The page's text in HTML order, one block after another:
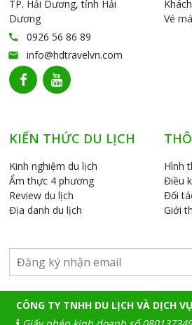
TP. Hải Dương, tỉnh Hải
Dương
call 0926 56 86 89
email info@hdtravelvn.com
Vé
KIẾN THỨC DU LỊCH
Kinh nghiệm du lịch
Ẩm thực 4 phương
Review du lịch
Địa danh du lịch
Hình
Điều
Đối
Giới
CÔNG TY TNHH DU LỊCH VÀ DỊCH